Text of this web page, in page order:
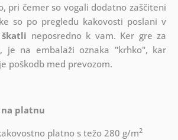
pri čemer so vogali dodatno zaščiteni
so po pregledu kakovosti poslani v
neposredno k vam. Ker gre za
je na embalaži oznaka "krhko", kar
poškodb med prevozom.
platnu
platno s težo 280 g/m2